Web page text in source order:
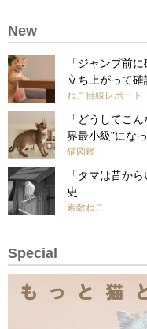
New
「ジャンプ前
立ち上がって確
ねこ目線レポート
「どうしてこ
界最小級”にな
猫図鑑
「タマは昔か
史
素敵ねこ
Special